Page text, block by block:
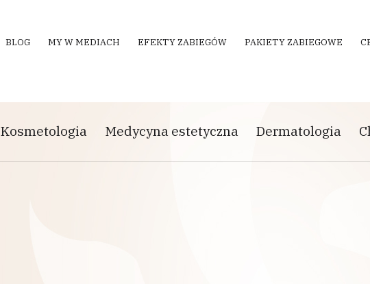
BLOG MY W MEDIACH EFEKTY ZABIEGÓW PAKIETY ZABIEGOWE
Kosmetologia Medycyna estetyczna Dermatologia